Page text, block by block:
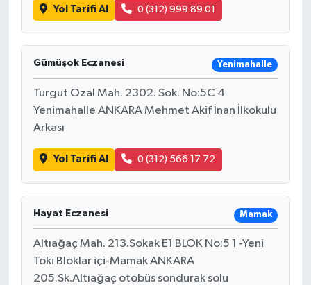
Yol Tarifi Al 0 (312) 999 89 01
Gümüşok Eczanesi Yenimahalle
Turgut Özal Mah. 2302. Sok. No:5C 4
Yenimahalle ANKARA Mehmet Akif İnan İlkokulu
Arkası
Yol Tarifi Al 0 (312) 566 17 72
Hayat Eczanesi Mamak
Altıağaç Mah. 213.Sokak E1 BLOK No:5 1 -Yeni
Toki Bloklar içi-Mamak ANKARA
205.Sk.Altıağaç otobüs sondurak solu